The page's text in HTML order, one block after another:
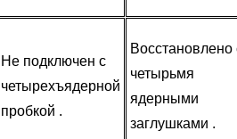
Не подключен с
четырехъядерной
пробкой .
Восстановлено
четырьмя
ядерными
заглушками .